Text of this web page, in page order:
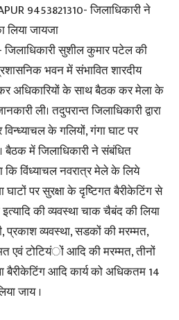
9453821310- जिलाधिकारी ने
लिया जायजा
सुशील कुमार पटेल की
भवन में संभावित शारदीय
अधिकारियों के साथ बैठक कर मेला के
ली। तदुपरान्त जिलाधिकारी द्वारा
के गलियों, गंगा घाट पर
बैठक में जिलाधिकारी ने संबंधित
कि विंध्याचल नवरात्र मेले के लिये
घाटों पर सुरक्षा के दृष्टिगत बैरीकेटिंग से
की व्यवस्था चाक चैबंद की लिया
प्रकाश व्यवस्था, सडकों की मरम्मत,
एवं टोटियंों आदि की मरम्मत, तीनों
बैरीकेटिंग आदि कार्य को अधिकतम 14
जाय ।